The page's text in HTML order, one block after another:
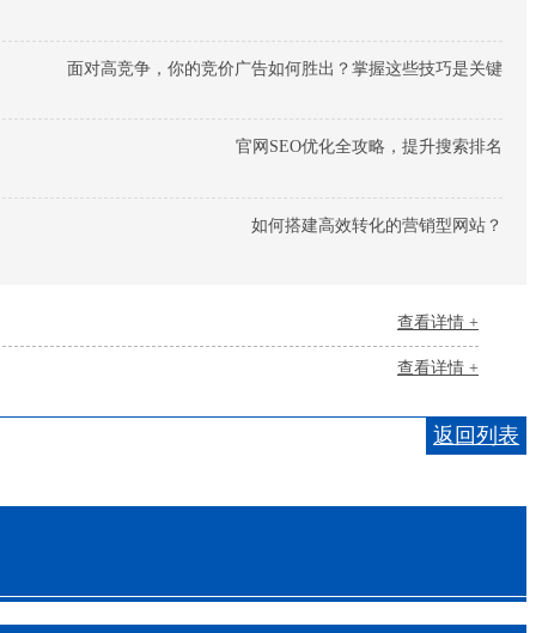
面对高竞争，你的竞价广告如何胜出？掌握这些技巧是关键
官网SEO优化全攻略，提升搜索排名
如何搭建高效转化的营销型网站？
查看详情 +
查看详情 +
返回列表